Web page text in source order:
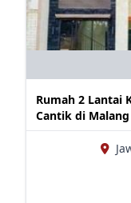
Rumah 2 Lantai
Cantik di